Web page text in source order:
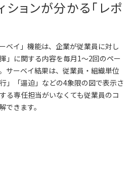
ョンが分かる「レポ
ベイ」機能は、企業が従業員に対し
」に関する内容を毎月1～2回のペー
サーベイ結果は、従業員・組織単位
」「逼迫」などの4象限の図で表示さ
る専任担当がいなくても従業員のコ
できます。